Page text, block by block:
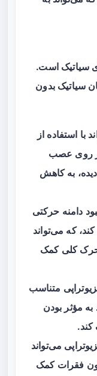
سیاتیک است.
سیاتیک بدون
با استفاده از
روی عصب
به کاهش
دامنه حرکتی
که می‌تواند
کلی کمک
متناسب
مؤثر بودن
می‌تواند
فقرات کمک